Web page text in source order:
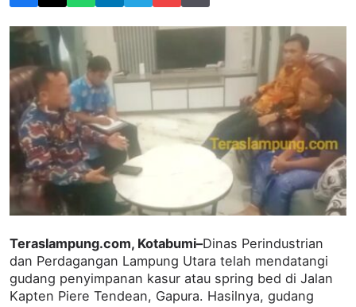
Teraslampung.com, Kotabumi–Dinas Perindustrian
dan Perdagangan Lampung Utara telah mendatangi
gudang penyimpanan kasur atau spring bed di Jalan
Kapten Piere Tendean, Gapura. Hasilnya, gudang